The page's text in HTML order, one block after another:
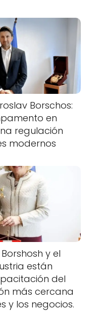
Borschos:
en
regulación
modernos
y el
están
del
más cercana
y los negocios.